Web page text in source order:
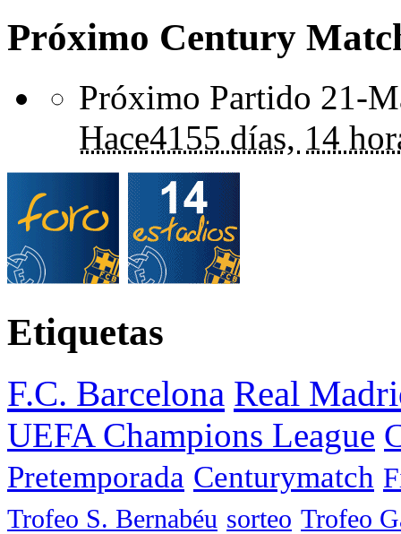
Próximo Century
Próximo Partido 21-
Hace4155 días, 14
Etiquetas
F.C. Barcelona Real
UEFA Champions League
Pretemporada Centurymatch
Trofeo S. Bernabéu sorteo Trofeo